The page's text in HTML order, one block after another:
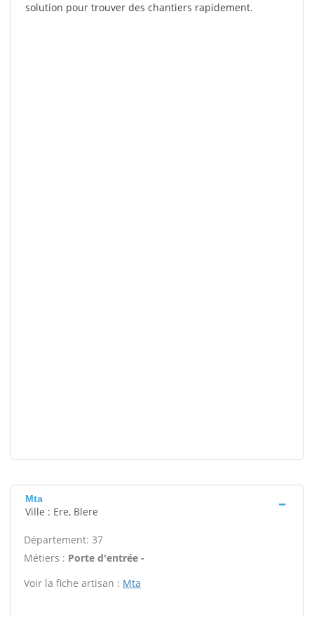
solution pour trouver des chantiers rapidement.
Mta
Ville : Ere, Blere
Département: 37
Métiers : Porte d'entrée -
Voir la fiche artisan : Mta